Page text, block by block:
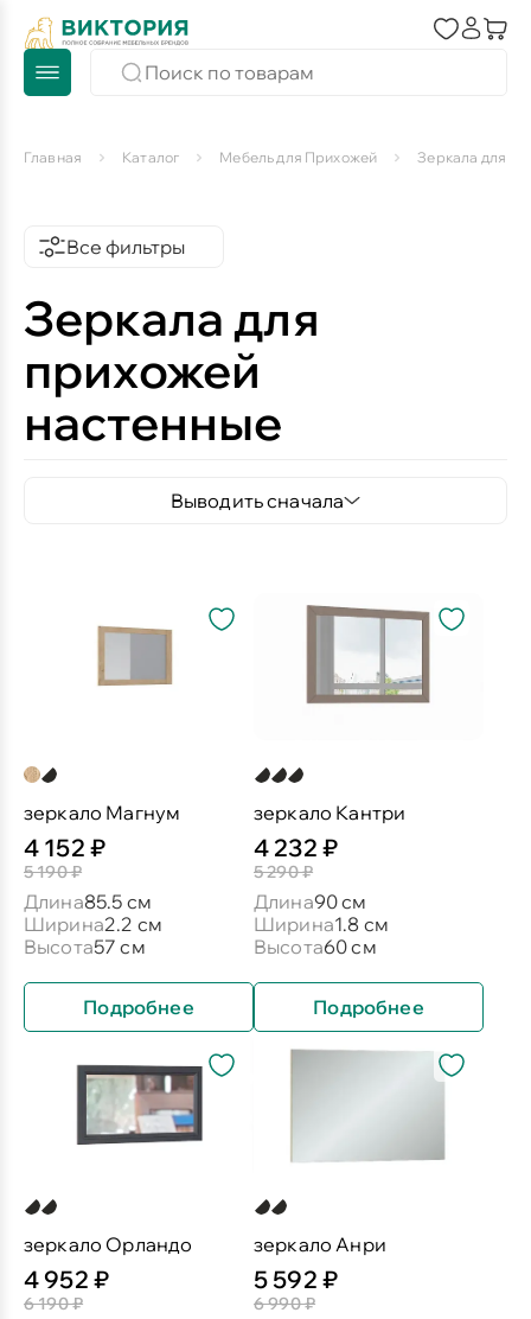
Главная Каталог Мебель для Прихожей Зеркала для
Все фильтры
Зеркала для
прихожей
настенные
Выводить сначала
зеркало Магнум
4 152 ₽
5 190 ₽
Длина85.5 см
Ширина2.2 см
Высота57 см
Подробнее
зеркало Кантри
4 232 ₽
5 290 ₽
Длина90 см
Ширина1.8 см
Высота60 см
Подробнее
зеркало Орландо
4 952 ₽
6 190 ₽
зеркало Анри
5 592 ₽
6 990 ₽